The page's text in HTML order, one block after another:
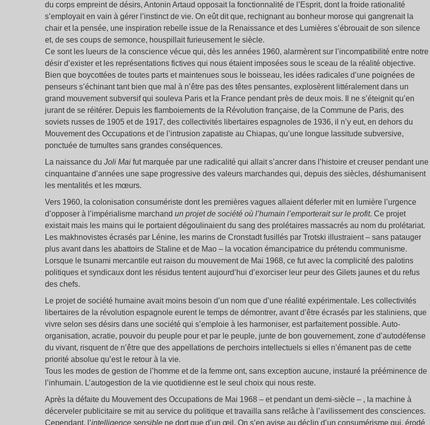
du corps empreint de désirs, Antonin Artaud opposait la fonctionnalité de l’Esprit, dont la froide rationalité
s’employait en vain à gérer l’instinct de vie. On eût dit que, rechignant au bonheur morose qui gangrenait la
chair et la pensée, une inspiration rebelle issue de la Renaissance et des Lumières s’ébrouait de son silence
et, de ses coups de semonce, houspillait furieusement le siècle.
Ce sont les lueurs de la conscience vécue qui, dès les années 1960, alarmèrent sur l’incompatibilité entre notre
désir d’exister et les représentations fictives qui nous étaient imposées sous le sceau de la réalité objective.
Bien que boycottées de toutes parts et maintenues sous le boisseau, les idées radicales d’une poignées de
penseurs s’échinant tant bien que mal à n’être pas des têtes pensantes, explosèrent littéralement dans un
grand mouvement subversif qui souleva Paris et la France pendant près de deux mois. Il ne s’éteignit qu’en
jurant de se réitérer. Depuis les flamboiements de la Révolution française, de la Commune de Paris, des
soviets russes de 1905 et de 1917, des collectivités libertaires espagnoles de 1936, il n’y eut, en dehors du
Mouvement des Occupations et de l’intrusion zapatiste au Chiapas, qu’une longue lassitude subversive,
ponctuée de tumultes sans grandes conséquences.
La naissance du Joli Mai fut marquée par une radicalité qui allait s’ancrer dans l’histoire et creuser pendant une
cinquantaine d’années une sape progressive des valeurs marchandes qui, depuis des siècles, déshumanisent
les mentalités et les mœurs.
Vers 1960, la colonisation consumériste dont les premières vagues allaient déferler mit en lumière l’urgence
d’opposer à l’impérialisme marchand un projet de société où l’humain l’emporterait sur le profit. Ce projet
existait mais les mains qui le portaient dégoulinaient du sang des prolétaires massacrés au nom du prolétariat.
Les makhnovistes écrasés par Lénine, les marins de Cronstadt fusillés par Trotski illustraient – sans patauger
plus avant dans les abattoirs de Staline et de Mao – la vocation émancipatrice du prétendu communisme.
Lorsque le tsunami mercantile eut raison du mouvement de Mai 1968, ce fut avec la complicité des palotins
politiques et syndicaux dont les résidus tentent aujourd’hui d’exorciser leur peur des Gilets jaunes et du refus
des chefs.
Le projet de société humaine avait moins besoin d’un nom que d’une réalité expérimentale. Les collectivités
libertaires de la révolution espagnole eurent le temps de démontrer, avant d’être écrasés par les staliniens, que
vivre selon ses désirs dans une société qui s’emploie à les harmoniser, est parfaitement possible. Auto-
organisation, acratie, pouvoir du peuple pour et par le peuple, junte de bon gouvernement, zone d’autodéfense
du vivant, risquent de n’être que des appellations de perchoirs intellectuels si elles n’émanent pas de cette
priorité absolue qu’est le retour à la vie.
Tous les modes de gestion de l’homme et de la femme ont, sans exception aucune, instauré la prééminence de
l’inhumain. L’autogestion de la vie quotidienne est le seul choix qui nous reste.
Après la défaite du Mouvement des Occupations de Mai 1968 – et pendant un demi-siècle – , la machine à
décerveler publicitaire se mit au service du politique et travailla sans relâche à l’avilissement des consciences.
Cependant, l’intelligence sensible ne dort que d’un œil. On s’en avise au déclin d’un consumérisme qui, érodé